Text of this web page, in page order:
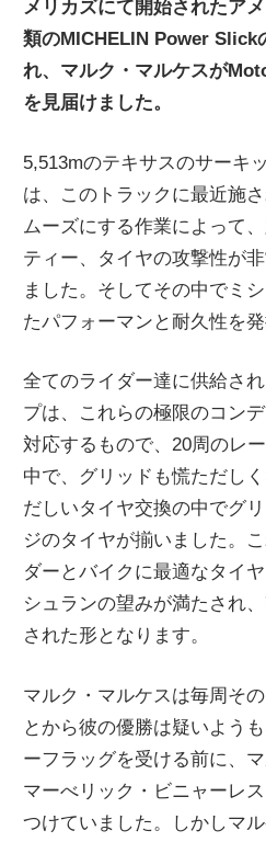
メリカズにて開始されたア
類のMICHELIN Power Slick
れ、マルク・マルケスが
を見届けました。
5,513mのテキサスのサーキ
は、このトラックに最近施
ムーズにする作業によって
ティー、タイヤの攻撃性が
ました。そしてその中でミ
たパフォーマンと耐久性を発
全てのライダー達に供給さ
プは、これらの極限のコン
対応するもので、20周のレ
中で、グリッドも慌ただし
だしいタイヤ交換の中でグ
ジのタイヤが揃いました。
ダーとバイクに最適なタイ
シュランの望みが満たされ
された形となります。
マルク・マルケスは毎周そ
とから彼の優勝は疑いよう
ーフラッグを受ける前に、
マーべリック・ビニャーレ
つけていました。しかしマ